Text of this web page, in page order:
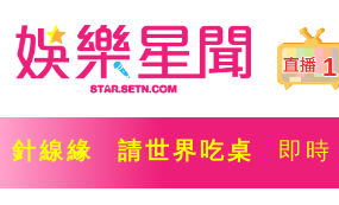
1
針線緣 請世界吃桌 即時